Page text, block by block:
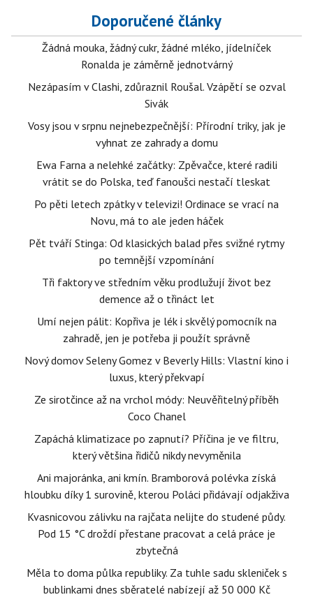
Doporučené články
Žádná mouka, žádný cukr, žádné mléko, jídelníček
Ronalda je záměrně jednotvárný
Nezápasím v Clashi, zdůraznil Roušal. Vzápětí se ozval
Sivák
Vosy jsou v srpnu nejnebezpečnější: Přírodní triky, jak je
vyhnat ze zahrady a domu
Ewa Farna a nelehké začátky: Zpěvačce, které radili
vrátit se do Polska, teď fanoušci nestačí tleskat
Po pěti letech zpátky v televizi! Ordinace se vrací na
Novu, má to ale jeden háček
Pět tváří Stinga: Od klasických balad přes svižné rytmy
po temnější vzpomínání
Tři faktory ve středním věku prodlužují život bez
demence až o třináct let
Umí nejen pálit: Kopřiva je lék i skvělý pomocník na
zahradě, jen je potřeba ji použít správně
Nový domov Seleny Gomez v Beverly Hills: Vlastní kino i
luxus, který překvapí
Ze sirotčince až na vrchol módy: Neuvěřitelný příběh
Coco Chanel
Zapáchá klimatizace po zapnutí? Příčina je ve filtru,
který většina řidičů nikdy nevyměnila
Ani majoránka, ani kmín. Bramborová polévka získá
hloubku díky 1 surovině, kterou Poláci přidávají odjakživa
Kvasnicovou zálivku na rajčata nelijte do studené půdy.
Pod 15 °C droždí přestane pracovat a celá práce je
zbytečná
Měla to doma půlka republiky. Za tuhle sadu skleniček s
bublinkami dnes sběratelé nabízejí až 50 000 Kč